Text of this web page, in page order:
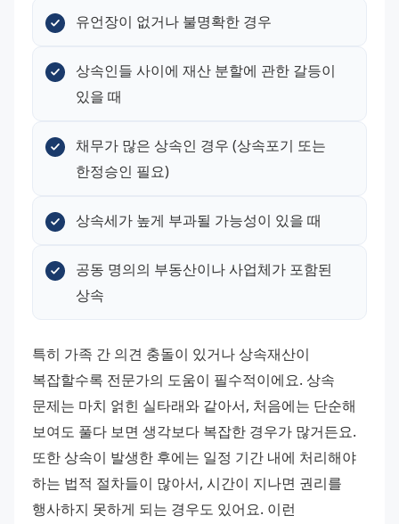
유언장이 없거나 불명확한 경우
상속인들 사이에 재산 분할에 관한 갈등이
있을 때
채무가 많은 상속인 경우 (상속포기 또는
한정승인 필요)
상속세가 높게 부과될 가능성이 있을 때
공동 명의의 부동산이나 사업체가 포함된
상속
특히 가족 간 의견 충돌이 있거나 상속재산이
복잡할수록 전문가의 도움이 필수적이에요. 상속
문제는 마치 얽힌 실타래와 같아서, 처음에는 단순해
보여도 풀다 보면 생각보다 복잡한 경우가 많거든요.
또한 상속이 발생한 후에는 일정 기간 내에 처리해야
하는 법적 절차들이 많아서, 시간이 지나면 권리를
행사하지 못하게 되는 경우도 있어요. 이런